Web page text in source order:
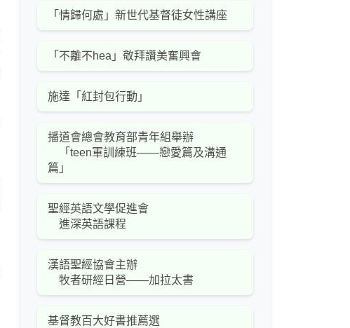
「情歸何處」新世代基督徒女性講座
「不離不hea」敬拜讚美奮興會
施達「紅封包行動」
播道會總會教育部青年組舉辦
「teen軍訓練班——戀愛篇及溝通
篇」
聖經英語文學促進會
進深英語課程
漢語聖經協會主辦
牧者研經日營——加拉太書
基督教百大好書推薦選